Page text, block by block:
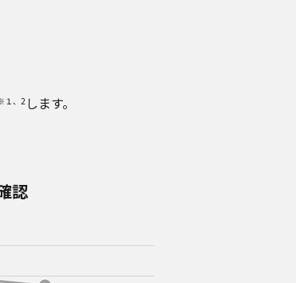
１、2します。
認